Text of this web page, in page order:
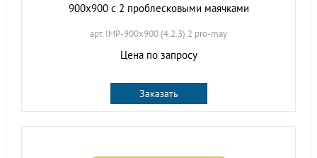
900x900 с 2 проблесковыми маячками
арт. IMP-900x900 (4.2.3) 2 pro-may
Цена по запросу
Заказать